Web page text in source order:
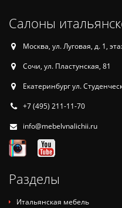
Салоны
Москва, ул. Луговая, д. 1,
Сочи, ул. Пластунская, 81
Екатеринбург ул.
+7 (495) 211-11-70
info@mebelvnalichii.ru
Разделы
Итальянская мебель